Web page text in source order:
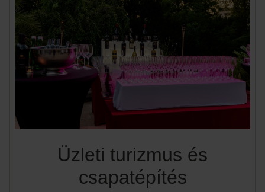
Üzleti turizmus és
csapatépítés